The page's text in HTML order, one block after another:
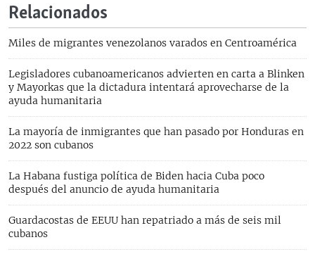
Relacionados
Miles de migrantes venezolanos varados en Centroamérica
Legisladores cubanoamericanos advierten en carta a Blinken
y Mayorkas que la dictadura intentará aprovecharse de la
ayuda humanitaria
La mayoría de inmigrantes que han pasado por Honduras en
2022 son cubanos
La Habana fustiga política de Biden hacia Cuba poco
después del anuncio de ayuda humanitaria
Guardacostas de EEUU han repatriado a más de seis mil
cubanos